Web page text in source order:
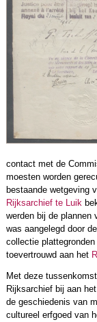
contact met de
moesten worden
bestaande wetgeving
Rijksarchief te Luik
werden bij de plannen
was aangelegd door
collectie
toevertrouwd aan het
Met deze
Rijksarchief bij aan
de geschiedenis van
cultureel erfgoed van